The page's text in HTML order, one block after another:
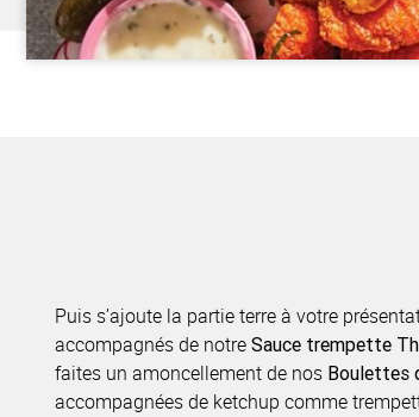
Puis s’ajoute la partie terre à votre
accompagnés de notre Sauce trempette
faites un amoncellement de nos Boulettes
accompagnées de ketchup comme